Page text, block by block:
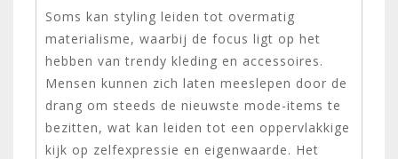
Soms kan styling leiden tot overmatig
materialisme, waarbij de focus ligt op het
hebben van trendy kleding en accessoires.
Mensen kunnen zich laten meeslepen door de
drang om steeds de nieuwste mode-items te
bezitten, wat kan leiden tot een oppervlakkige
kijk op zelfexpressie en eigenwaarde. Het